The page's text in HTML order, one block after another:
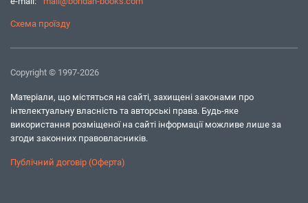
Схема проїзду
Copyright © 1997-2026
Матеріали, що містяться на сайті, захищені законами про
інтелектуальну власність та авторські права. Будь-яке
використання розміщеної на сайті інформації можливе лише за
згоди законних правовласників.
Публічний договір (Оферта)